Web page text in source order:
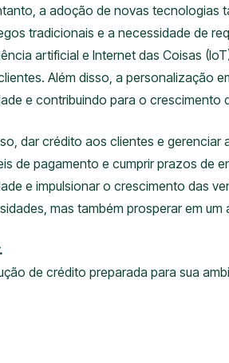
a adoção de novas tecnologias
tradicionais e a necessidade de
artificial e Internet das Coisas
Além disso, a personalização
e contribuindo para o crescimento
dar crédito aos clientes e
de pagamento e cumprir prazos de
e impulsionar o crescimento das
mas também prosperar em
de crédito preparada para sua